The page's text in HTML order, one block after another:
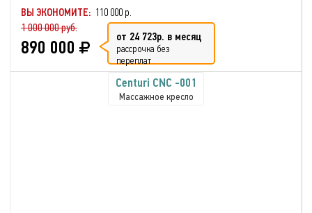
ВЫ ЭКОНОМИТЕ: 110 000 р.
1 000 000 руб.
890 000 от 24 723р. в месяц
рассрочка без
переплат
Centuri CNC -001
Массажное кресло